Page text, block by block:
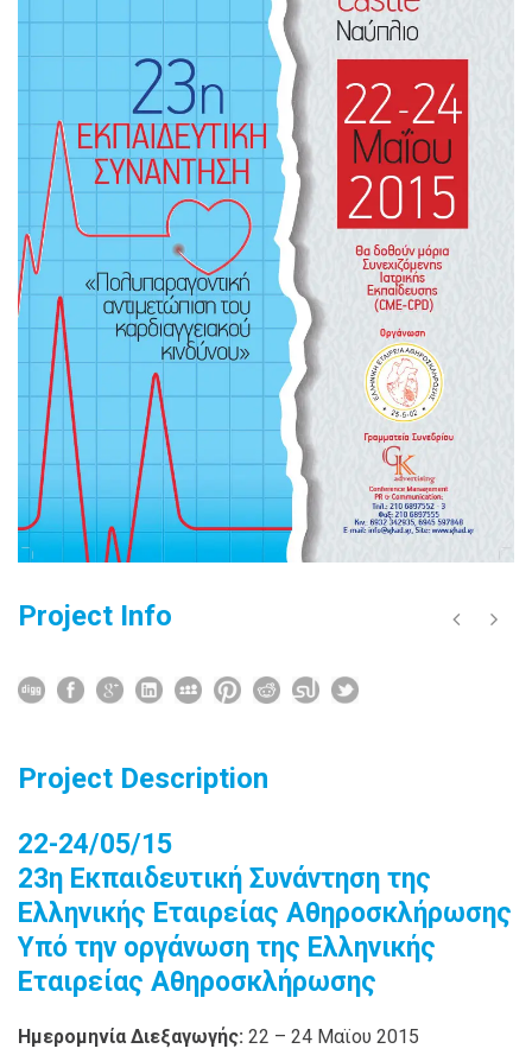
Project Info
Project Description
22-24/05/15
23η Εκπαιδευτική Συνάντηση της
Ελληνικής Εταιρείας Αθηροσκλήρωσης
Υπό την οργάνωση της Ελληνικής
Εταιρείας Αθηροσκλήρωσης
Hμερομηνία Διεξαγωγής: 22 – 24 Μαϊου 2015